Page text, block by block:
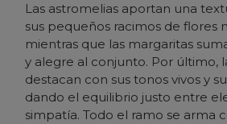
Las astromelias aportan una
sus pequeños racimos de flores
mientras que las margaritas
y alegre al conjunto. Por último,
destacan con sus tonos vivos y
dando el equilibrio justo entre
simpatía. Todo el ramo se arma